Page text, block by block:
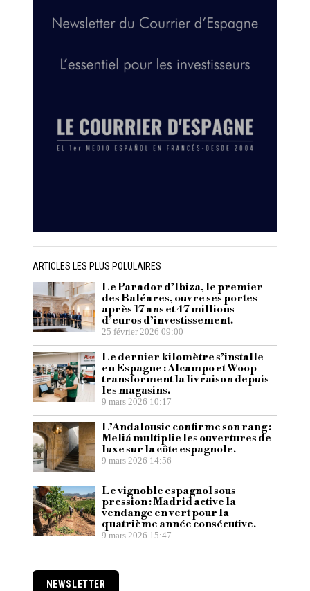
ARTICLES LES PLUS POLULAIRES
Le Parador d’Ibiza, le premier
des Baléares, ouvre ses portes
après 17 ans et 47 millions
d’euros d’investissement.
25 février 2026 09:00
Le dernier kilomètre s’installe
en Espagne : Alcampo et Woop
transforment la livraison depuis
les magasins.
9 mars 2026 10:17
L’Andalousie confirme son rang :
Meliá multiplie les ouvertures de
luxe sur la côte espagnole.
9 mars 2026 14:56
Le vignoble espagnol sous
pression : Madrid active la
vendange en vert pour la
quatrième année consécutive.
9 mars 2026 15:47
NEWSLETTER